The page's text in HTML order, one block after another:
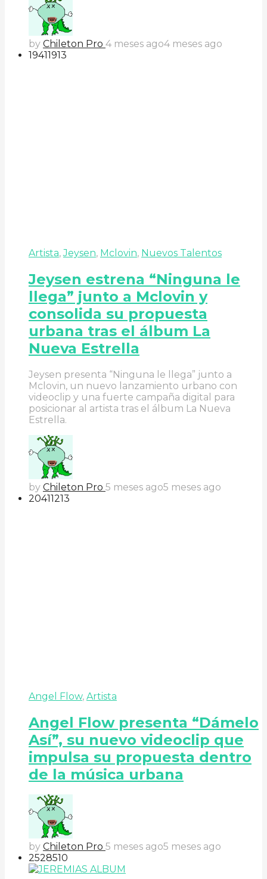
by Chileton Pro 4 meses ago4 meses ago
19411913
Artista,Jeysen, Mclovin, Nuevos Talentos
Jeysen estrena “Ninguna le
llega” junto a Mclovin y
consolida su propuesta
urbana tras el álbum La
Nueva Estrella
Jeysen presenta “Ninguna le llega” junto a
Mclovin, un nuevo lanzamiento urbano con
videoclip y una fuerte campaña digital para
posicionar al artista tras el álbum La Nueva
Estrella.
by Chileton Pro 5 meses ago5 meses ago
20411213
Angel Flow, Artista
Angel Flow presenta “Dámelo
Así”, su nuevo videoclip que
impulsa su propuesta dentro
de la música urbana
by Chileton Pro 5 meses ago5 meses ago
2528510